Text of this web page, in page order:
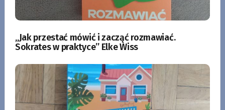
„Jak przestać mówić i zacząć rozmawiać.
Sokrates w praktyce” Elke Wiss